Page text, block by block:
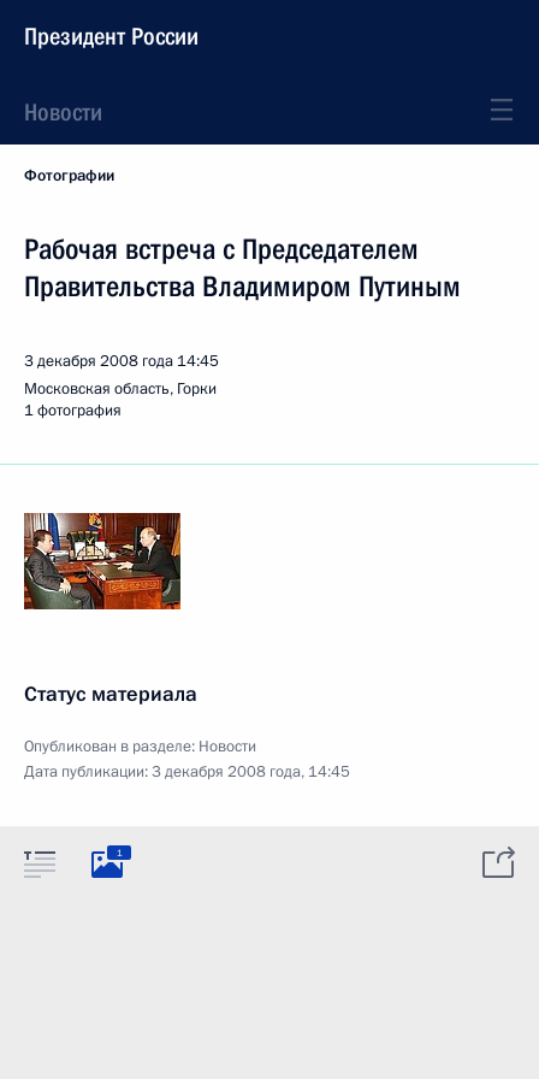
Президент России
Новости
Фотографии
Рабочая встреча с Председателем
Правительства Владимиром Путиным
3 декабря 2008 года 14:45
Московская область, Горки
1 фотография
Статус материала
Опубликован в разделе: Новости
Дата публикации:3 декабря 2008 года, 14:45
1